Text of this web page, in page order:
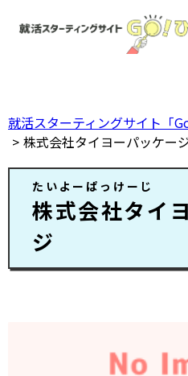
で
す。
就活スターティングサイト「
株式会社タイヨーパッケー
たいよーぱっけーじ
株式会社タイ
ジ